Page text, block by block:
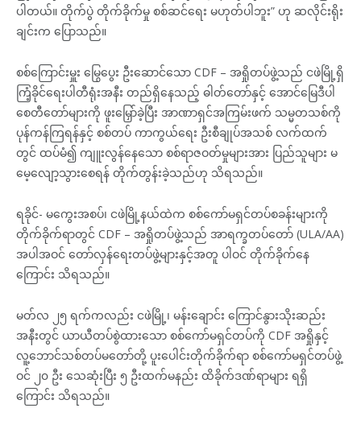
ပါတယ်။ တိုက်ပွဲ တိုက်ခိုက်မှု စစ်ဆင်ရေး မဟုတ်ပါဘူး” ဟု ဆလိုင်းရိုး
ချင်းက ပြောသည်။
စစ်ကြောင်းမှူး မြွေပွေး ဦးဆောင်သော CDF – အရှိုတပ်ဖွဲ့သည် ငဖဲမြို့ရှိ
ကြံ့ခိုင်ရေးပါတီရုံးအနီး တည်ရှိနေသည့် ဓါတ်တော်နှင့် အောင်မြေဒီပါ
စေတီတော်များကို ဖူးမြှော်ခဲ့ပြီး အာဏာရှင်အကြမ်းဖက် သမ္မတသစ်ကို
ပုန်ကန်ကြရန်နှင့် စစ်တပ် ကာကွယ်ရေး ဦးစီချုပ်အသစ် လက်ထက်
တွင် ထပ်မံ၍ ကျူးလွန်နေသော စစ်ရာဇဝတ်မှုများအား ပြည်သူများ မ
မေ့လျော့သွားစေရန် တိုက်တွန်းခဲ့သည်ဟု သိရသည်။
ရခိုင်- မကွေးအစပ်၊ ငဖဲမြို့နယ်ထဲက စစ်ကော်မရှင်တပ်စခန်းများကို
တိုက်ခိုက်ရာတွင် CDF – အရှိုတပ်ဖွဲ့သည် အာရက္ခတပ်တော် (ULA/AA)
အပါအဝင် တော်လှန်ရေးတပ်ဖွဲ့များနှင့်အတူ ပါဝင် တိုက်ခိုက်နေ
ကြောင်း သိရသည်။
မတ်လ ၂၅ ရက်ကလည်း ငဖဲမြို့၊ မန်းချောင်း ကြောင်နွားသိုးဆည်း
အနီးတွင် ယာယီတပ်စွဲထားသော စစ်ကော်မရှင်တပ်ကို CDF အရှိုနှင့်
လူ့ဘောင်သစ်တပ်မတော်တို့ ပူးပေါင်းတိုက်ခိုက်ရာ စစ်ကော်မရှင်တပ်ဖွဲ့
ဝင် ၂၀ ဦး သေဆုံးပြီး ၅ ဦးထက်မနည်း ထိခိုက်ဒဏ်ရာများ ရရှိ
ကြောင်း သိရသည်။